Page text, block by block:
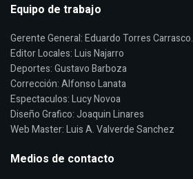
Equipo de trabajo
Gerente General: Eduardo Torres Carrasco.
Editor Locales: Luis Najarro
Deportes: Gustavo Barboza
Corrección: Alfonso Lanata
Espectaculos: Lucy Novoa
Diseño Grafico: Joaquin Linares
Web Master: Luis A. Valverde Sanchez
Medios de contacto